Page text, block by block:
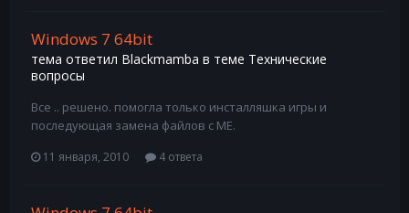
Windows 7 64bit
тема ответил Blackmamba в теме Технические
вопросы
Все .. решено. помогла только инсталляшка игры и
последующая замена файлов с МЕ.
11 января, 2010 4 ответа